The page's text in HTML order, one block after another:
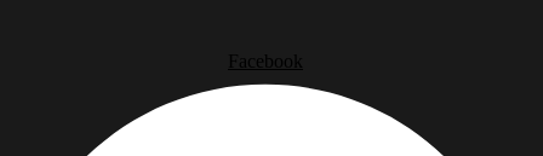
Facebook